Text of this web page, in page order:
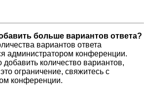
больше вариантов ответа?
вариантов ответа
администратором конференции.
количество вариантов,
ограничение, свяжитесь с
конференции.